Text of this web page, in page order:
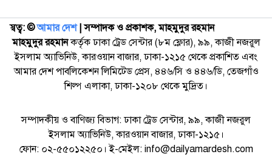
স্বত্ব: ©️আমার দেশ| সম্পাদক ও প্রকাশক, মাহমুদুর রহমান
মাহমুদুর রহমানকর্তৃক ঢাকা ট্রেড সেন্টার (৮ম ফ্লোর), ৯৯, কাজী নজরুল
ইসলাম অ্যাভিনিউ, কারওয়ান বাজার, ঢাকা-১২১৫ থেকে প্রকাশিত এবং
আমার দেশ পাবলিকেশন লিমিটেড প্রেস, ৪৪৬/সি ও ৪৪৬/ডি, তেজগাঁও
শিল্প এলাকা, ঢাকা-১২০৮ থেকে মুদ্রিত।
সম্পাদকীয় ও বাণিজ্য বিভাগ: ঢাকা ট্রেড সেন্টার, ৯৯, কাজী নজরুল
ইসলাম অ্যাভিনিউ, কারওয়ান বাজার, ঢাকা-১২১৫।
ফোন: ০২-৫৫০১২২৫০। ই-মেইল: info@dailyamardesh.com